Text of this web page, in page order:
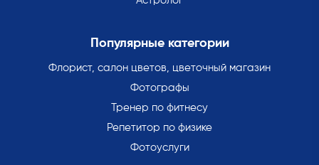
Популярные категории
Флорист, салон цветов, цветочный магазин
Фотографы
Тренер по фитнесу
Репетитор по физике
Фотоуслуги